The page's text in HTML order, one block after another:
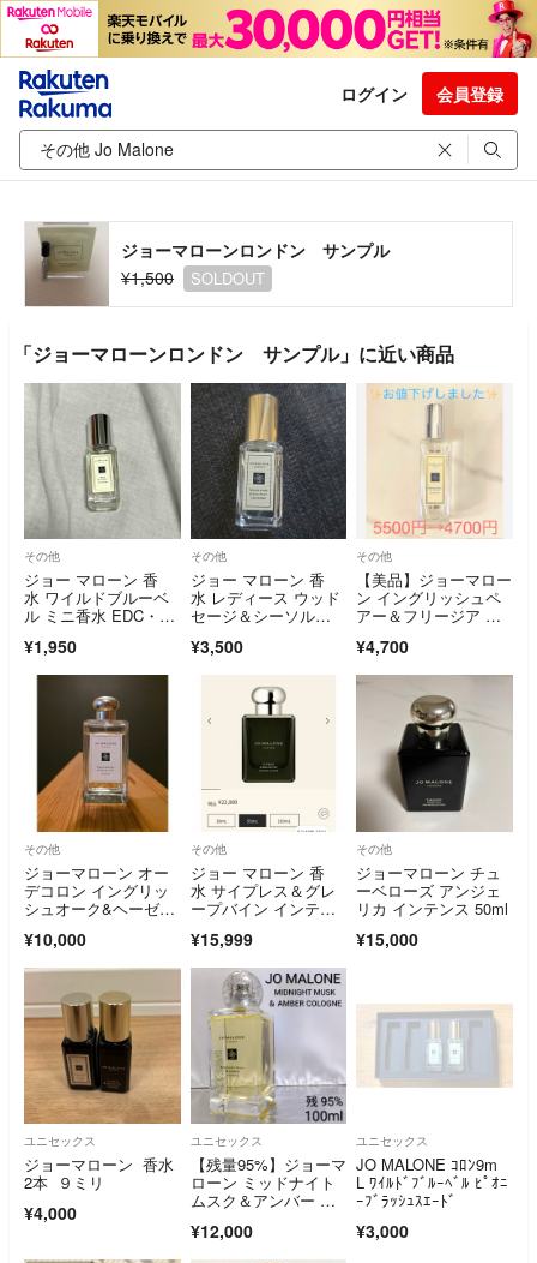
ログイン 会員登録
ジョーマローンロンドン サンプル
¥1,500
SOLDOUT
「ジョーマローンロンドン サンプル」に近い商品
その他
ジョー マローン 香
水 ワイルドブルーベ
ル ミニ香水 EDC・S
¥1,950
その他
ジョー マローン 香
水 レディース ウッド
セージ＆シーソル
¥3,500
その他
【美品】ジョーマロー
ン イングリッシュペ
アー＆フリージア コ
¥4,700
その他
ジョーマローン オー
デコロン イングリッ
シュオーク&ヘーゼル
¥10,000
その他
ジョー マローン 香
水 サイプレス＆グレ
ープバイン インテン
¥15,999
その他
ジョーマローン チュ
ーベローズ アンジェ
リカ インテンス 50ml
¥15,000
ユニセックス
ジョーマローン 香水
2本 ９ミリ
¥4,000
ユニセックス
【残量95%】ジョーマ
ローン ミッドナイト
ムスク＆アンバー コ
¥12,000
ユニセックス
JO MALONE ｺﾛﾝ9m
L ﾜｲﾙﾄﾞﾌﾞﾙｰﾍﾞﾙ ﾋﾟｵﾆ
ｰﾌﾞﾗｯｼｭｽｴｰﾄﾞ
¥3,000